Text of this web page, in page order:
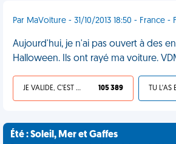
Par MaVoiture - 31/10/2013 18:50 - France
Aujourd'hui, je n'ai pas ouvert à des
Halloween. Ils ont rayé ma voiture.
JE VALIDE, C'EST UNE VDM 105 389
Été : Soleil, Mer et Gaffes